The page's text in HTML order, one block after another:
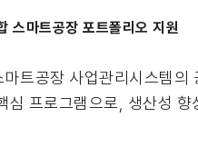
스마트공장 포트폴리오 지원
트공장 사업관리시스템
프로그램으로, 생산성